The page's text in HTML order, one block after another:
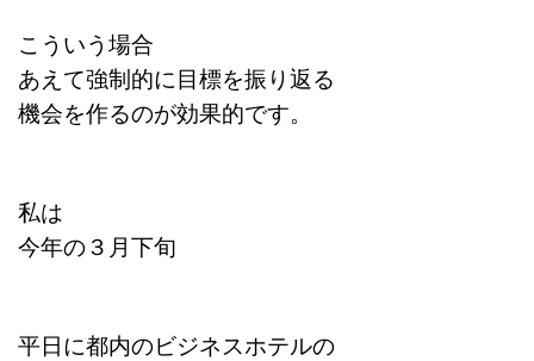
こういう場合
あえて強制的に目標を振り返る
機会を作るのが効果的です。
私は
今年の３月下旬
平日に都内のビジネスホテルの